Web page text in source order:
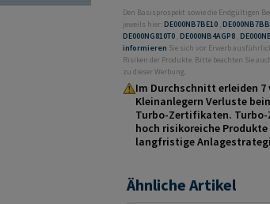
Den Basisprospekt sowie die Endgültigen
jeweils hier: DE000NB7BE10 ,
DE000NG810T0 ,DE000NB4AGP8 ,
informieren Sie sich vor Erwerb
Risiken der Produkte. Bitte beachten Sie
zu dieser Werbung.
Im Durchschnitt erleiden 7
Kleinanlegern Verluste
Turbo-Zertifikaten.
hoch risikoreiche
langfristige
Ähnliche Artikel